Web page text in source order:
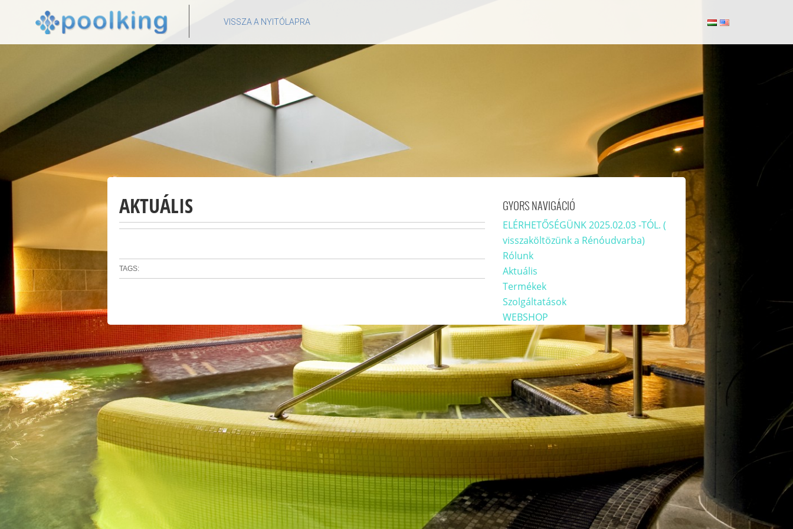
VISSZA A NYITÓLAPRA
AKTUÁLIS
TAGS:
GYORS NAVIGÁCIÓ
ELÉRHETŐSÉGÜNK 2025.02.03 -TÓL. (
visszaköltözünk a Rénóudvarba)
Rólunk
Aktuális
Termékek
Szolgáltatások
WEBSHOP